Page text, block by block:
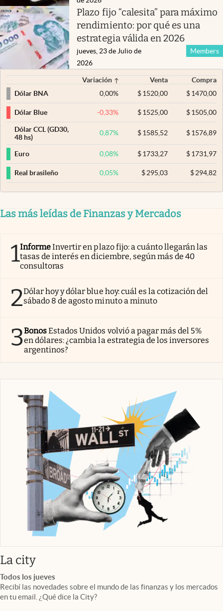
Plazo fijo “calesita” para máximo
rendimiento: por qué es una
estrategia válida en 2026
Members
jueves, 23 de Julio de
2026
Variación Venta
Compra
Dólar BNA
0,00% $ 1520,00 $1470,00
Dólar Blue -0,33% $ 1525,00 $1505,00
Dólar CCL (GD30,
48 hs)
0,87% $ 1585,52 $1576,89
Euro 0,08% $ 1733,27 $1731,97
Real brasileño 0,05% $ 295,03 $294,82
Las más leídas de Finanzas y Mercados
1InformeInvertir en plazo fijo: a cuánto llegarán las
tasas de interés en diciembre, según más de 40
consultoras
2Dólar hoy y dólar blue hoy: cuál es la cotización del
sábado 8 de agosto minuto a minuto
3BonosEstados Unidos volvió a pagar más del 5%
en dólares: ¿cambia la estrategia de los inversores
argentinos?
La cityabre en nueva pestaña
Todos los jueves
Recibí las novedades sobre el mundo de las finanzas y los mercados
en tu email. ¿Qué dice la City?